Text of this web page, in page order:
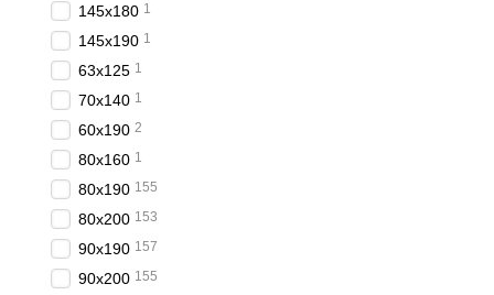
145x180 1
145x190 1
63x125 1
70x140 1
60x190 2
80x160 1
80x190 155
80x200 153
90x190 157
90x200 155